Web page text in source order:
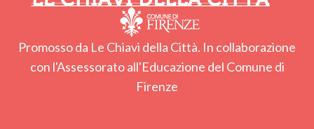
Promosso da Le Chiavi della Città. In collaborazione
con l'Assessorato all'Educazione del Comune di
Firenze